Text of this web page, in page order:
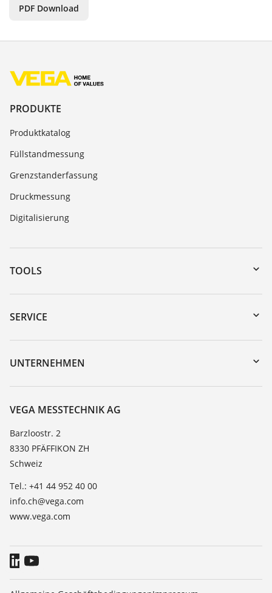
PDF Download
PRODUKTE
Produktkatalog
Füllstandmessung
Grenzstanderfassung
Druckmessung
Digitalisierung
TOOLS
Download-Center
Gerätesuche (Seriennummer)
DTM Collection/PACTware
SERVICE
Geräterücksendung
Trainings
TeamViewer
UNTERNEHMEN
Über VEGA
Kontakt
News
Presse
Blog
VEGA MESSTECHNIK AG
Barzloostr. 2
8330 PFÄFFIKON ZH
Schweiz
Tel.: +41 44 952 40 00
info.ch@vega.com
www.vega.com